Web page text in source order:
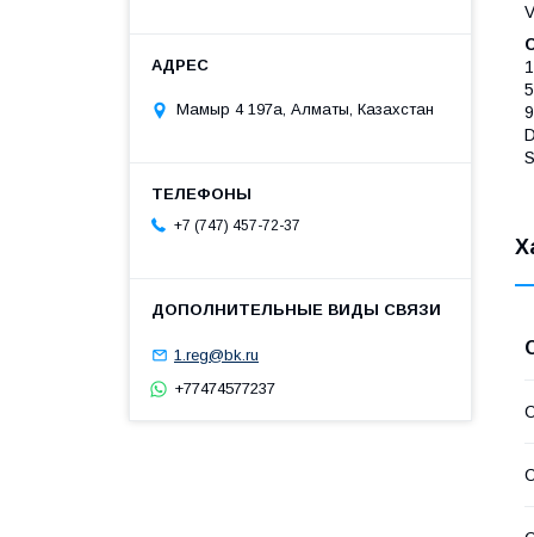
Мамыр 4 197а, Алматы, Казахстан
+7 (747) 457-72-37
1.reg@bk.ru
+77474577237